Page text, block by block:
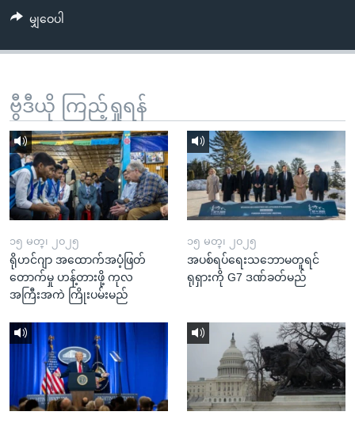
ရှာဖွေ
နေရာ
သို့
ကျော်
ရန်
မျှဝေပါ
ဗွီဒီယို ကြည့်ရှုရန်
၁၅ မတ္၊ ၂၀၂၅
ရိုဟင်ဂျာ အထောက်အပံ့ဖြတ်
တောက်မှု ဟန့်တားဖို့ ကုလ
အကြီးအကဲ ကြိုးပမ်းမည်
၁၅ မတ္၊ ၂၀၂၅
အပစ်ရပ်ရေးသဘောမတူရင်
ရုရှားကို G7 ဒဏ်ခတ်မည်